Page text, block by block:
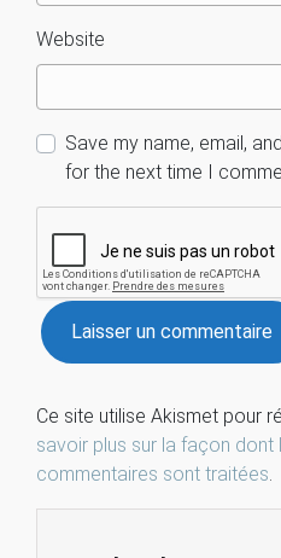
Website
Save my name, email,
for the next time I
Ce site utilise Akismet pour
savoir plus sur la façon
commentaires sont traitées.